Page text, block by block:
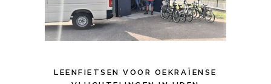
LEENFIETSEN VOOR OEKRAÏENSE